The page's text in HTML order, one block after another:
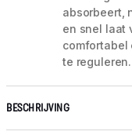
absorbeert,
en snel laat
comfortabel
te reguleren.
BESCHRIJVING